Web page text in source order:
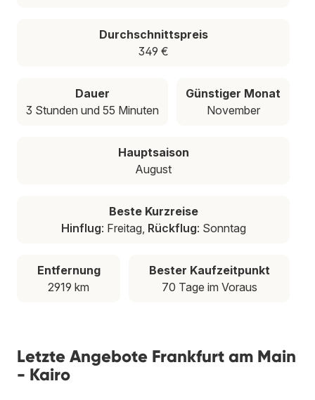
Durchschnittspreis
349 €
Dauer
3 Stunden und 55 Minuten
Günstiger Monat
November
Hauptsaison
August
Beste Kurzreise
Hinflug: Freitag, Rückflug: Sonntag
Entfernung
2919 km
Bester Kaufzeitpunkt
70 Tage im Voraus
Letzte Angebote Frankfurt am Main
- Kairo